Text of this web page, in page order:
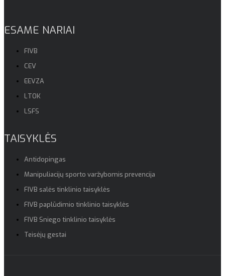
ESAME NARIAI
FIVB
CEV
EEVZA
LTOK
LSFS
TAISYKLĖS
Antidopingas
Manipuliacijų sporto varžybomis prevencija
FIVB salės tinklinio taisyklės
FIVB paplūdimio tinklinio taisyklės
FIVB Sniego tinklinio taisyklės
Teisėjų gestai